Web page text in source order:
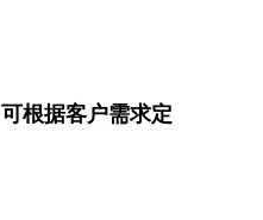
根据客户需求定